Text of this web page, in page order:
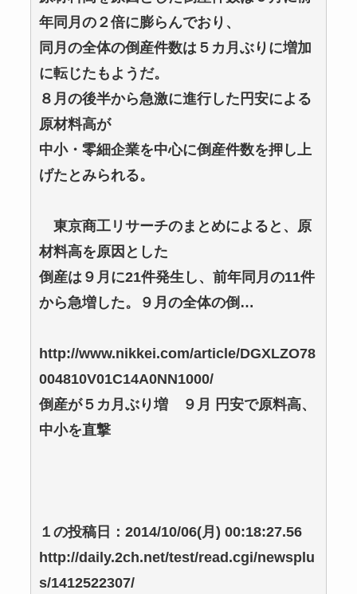
年同月の２倍に膨らんでおり、
同月の全体の倒産件数は５カ月ぶりに増加
に転じたもようだ。
８月の後半から急激に進行した円安による
原材料高が
中小・零細企業を中心に倒産件数を押し上
げたとみられる。
東京商工リサーチのまとめによると、原
材料高を原因とした
倒産は９月に21件発生し、前年同月の11件
から急増した。９月の全体の倒…
http://www.nikkei.com/article/DGXLZO78
004810V01C14A0NN1000/
倒産が５カ月ぶり増 ９月 円安で原料高、
中小を直撃
１の投稿日：2014/10/06(月) 00:18:27.56
http://daily.2ch.net/test/read.cgi/newsplu
s/1412522307/